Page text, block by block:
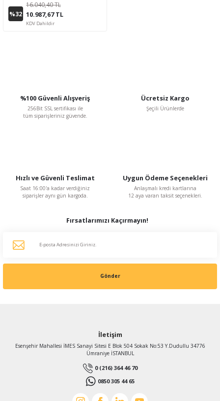
%32
16.040,40 TL
10.987,67 TL
KDV Dahildir
%100 Güvenli Alışveriş
256Bit SSL sertifikası ile
tüm siparişleriniz güvende.
Ücretsiz Kargo
Şeçili Ürünlerde
Hızlı ve Güvenli Teslimat
Saat 16:00'a kadar verdiğiniz
siparişler aynı gün kargoda.
Uygun Ödeme Seçenekleri
Anlaşmalı kredi kartlarına
12 aya varan taksit seçenekleri.
Fırsatlarımızı Kaçırmayın!
Gönder
İletişim
Esenşehir Mahallesi İMES Sanayi Sitesi E Blok 504 Sokak No:53 Y.Dudullu 34776
Ümraniye İSTANBUL
0 (216) 364 46 70
0850 305 44 65